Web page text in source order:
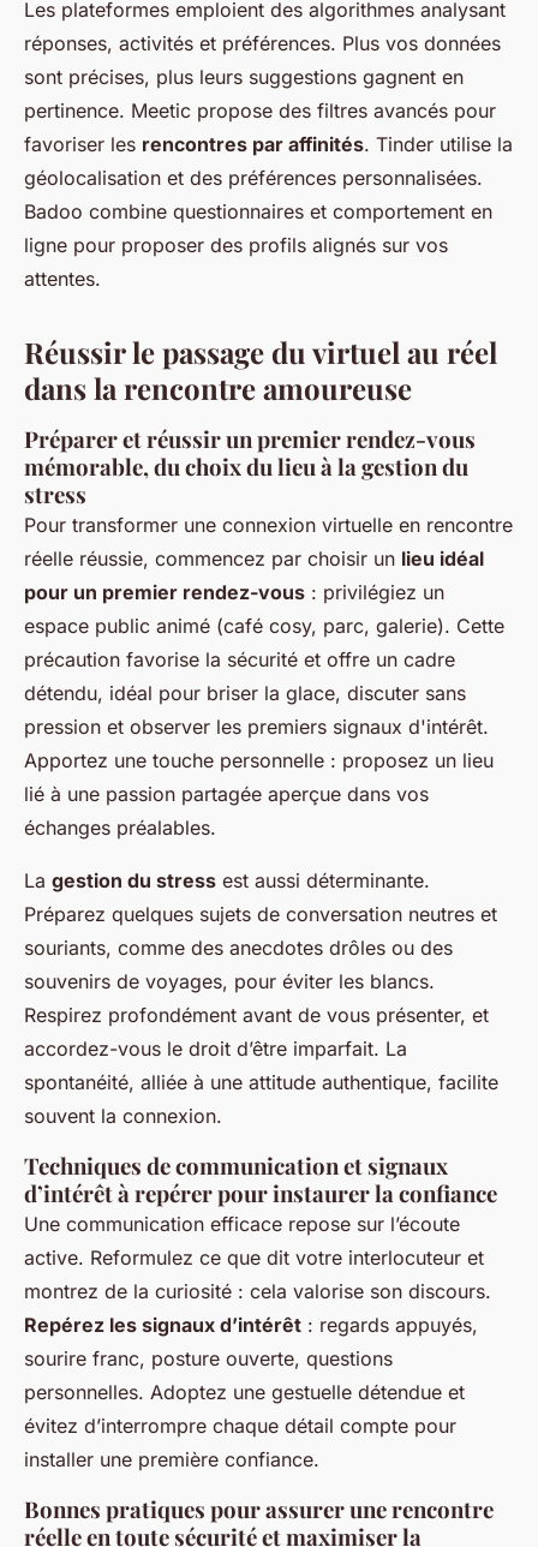
Les plateformes emploient des algorithmes analysant
réponses, activités et préférences. Plus vos données
sont précises, plus leurs suggestions gagnent en
pertinence. Meetic propose des filtres avancés pour
favoriser les rencontres par affinités. Tinder utilise la
géolocalisation et des préférences personnalisées.
Badoo combine questionnaires et comportement en
ligne pour proposer des profils alignés sur vos
attentes.
Réussir le passage du virtuel au réel
dans la rencontre amoureuse
Préparer et réussir un premier rendez-vous
mémorable, du choix du lieu à la gestion du
stress
Pour transformer une connexion virtuelle en rencontre
réelle réussie, commencez par choisir un lieu idéal
pour un premier rendez-vous : privilégiez un
espace public animé (café cosy, parc, galerie). Cette
précaution favorise la sécurité et offre un cadre
détendu, idéal pour briser la glace, discuter sans
pression et observer les premiers signaux d'intérêt.
Apportez une touche personnelle : proposez un lieu
lié à une passion partagée aperçue dans vos
échanges préalables.
La gestion du stress est aussi déterminante.
Préparez quelques sujets de conversation neutres et
souriants, comme des anecdotes drôles ou des
souvenirs de voyages, pour éviter les blancs.
Respirez profondément avant de vous présenter, et
accordez-vous le droit d’être imparfait. La
spontanéité, alliée à une attitude authentique, facilite
souvent la connexion.
Techniques de communication et signaux
d’intérêt à repérer pour instaurer la confiance
Une communication efficace repose sur l’écoute
active. Reformulez ce que dit votre interlocuteur et
montrez de la curiosité : cela valorise son discours.
Repérez les signaux d’intérêt : regards appuyés,
sourire franc, posture ouverte, questions
personnelles. Adoptez une gestuelle détendue et
évitez d’interrompre chaque détail compte pour
installer une première confiance.
Bonnes pratiques pour assurer une rencontre
réelle en toute sécurité et maximiser la